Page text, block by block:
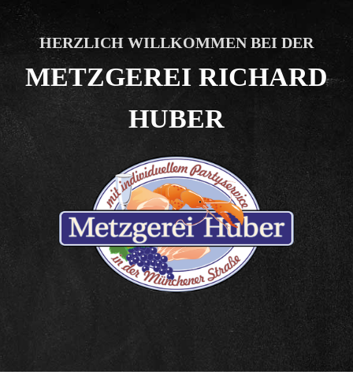
HERZLICH WILLKOMMEN BEI DER
METZGEREI RICHARD
HUBER